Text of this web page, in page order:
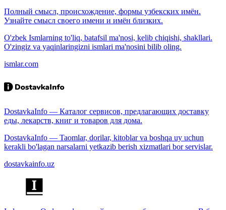
Полный смысл, происхождение, формы узбекских имён.
Узнайте смысл своего имени и имён близких.
O'zbek Ismlarning to'liq, batafsil ma'nosi, kelib chiqishi, shakllari.
O'zingiz va yaqinlaringizni ismlari ma'nosini bilib oling.
ismlar.com
DostavkaInfo — Каталог сервисов, предлагающих доставку
еды, лекарств, книг и товаров для дома.
DostavkaInfo — Taomlar, dorilar, kitoblar va boshqa uy uchun
kerakli bo'lagan narsalarni yetkazib berish xizmatlari bor servislar.
dostavkainfo.uz